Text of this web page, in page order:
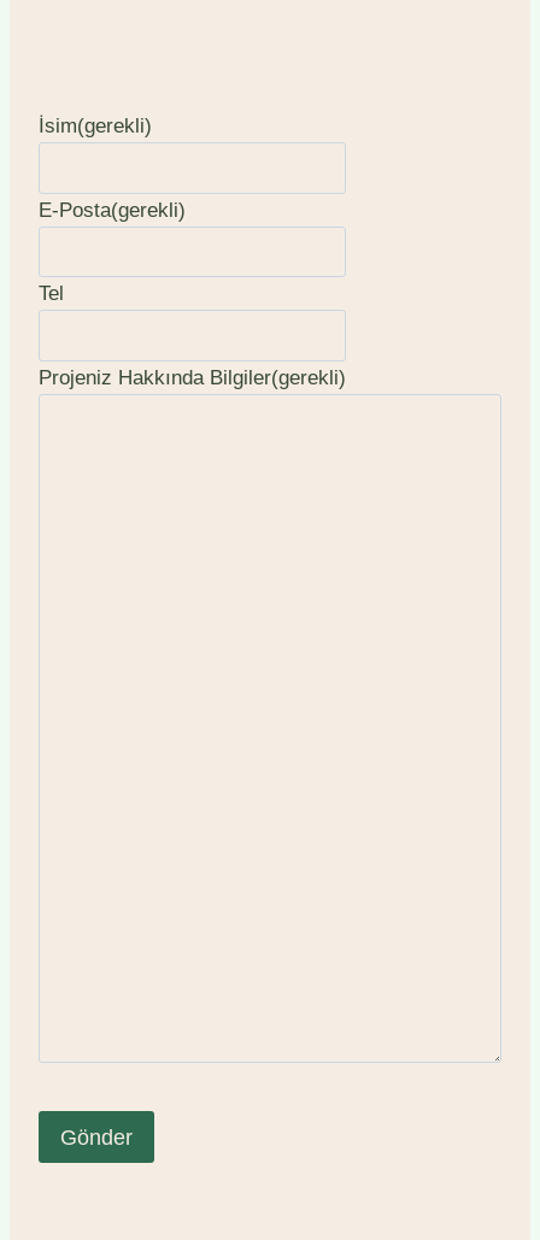
İsim(gerekli)
E-Posta(gerekli)
Tel
Projeniz Hakkında Bilgiler(gerekli)
Gönder